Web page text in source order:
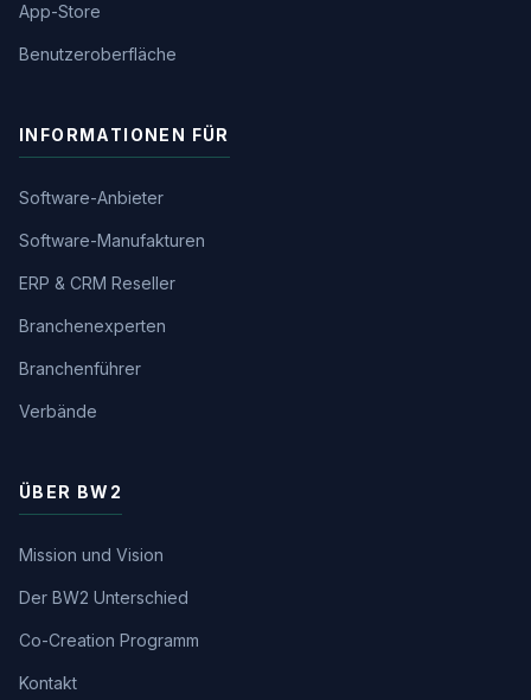
App-Store
Benutzeroberfläche
INFORMATIONEN FÜR
Software-Anbieter
Software-Manufakturen
ERP & CRM Reseller
Branchenexperten
Branchenführer
Verbände
ÜBER BW2
Mission und Vision
Der BW2 Unterschied
Co-Creation Programm
Kontakt